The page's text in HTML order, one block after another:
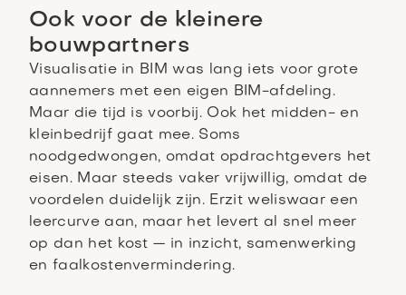
Ook voor de kleinere
bouwpartners
Visualisatie in BIM was lang iets voor grote
aannemers met een eigen BIM-afdeling.
Maar die tijd is voorbij. Ook het midden- en
kleinbedrijf gaat mee. Soms
noodgedwongen, omdat opdrachtgevers het
eisen. Maar steeds vaker vrijwillig, omdat de
voordelen duidelijk zijn. Erzit weliswaar een
leercurve aan, maar het levert al snel meer
op dan het kost — in inzicht, samenwerking
en faalkostenvermindering.